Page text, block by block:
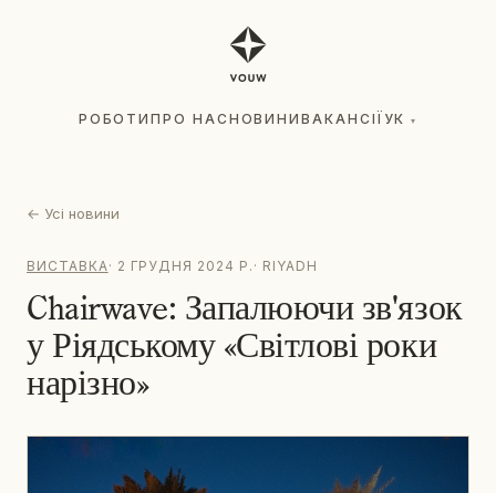
РОБОТИПРО НАС НОВИНИВАКАНСІЇ УК ▾
← Усі новини
ВИСТАВКА· 2 ГРУДНЯ 2024 Р. · RIYADH
Chairwave: Запалюючи зв'язок
у Ріядському «Світлові роки
нарізно»